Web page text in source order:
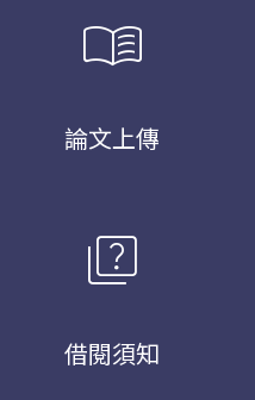
menu_book
論文上傳
quiz
借閱須知